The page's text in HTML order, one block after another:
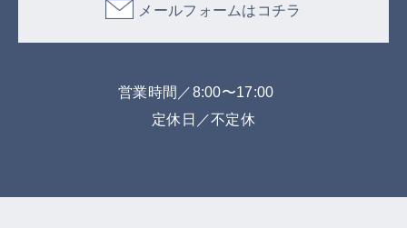
メールフォームはコチラ
営業時間／8:00〜17:00
定休日／不定休